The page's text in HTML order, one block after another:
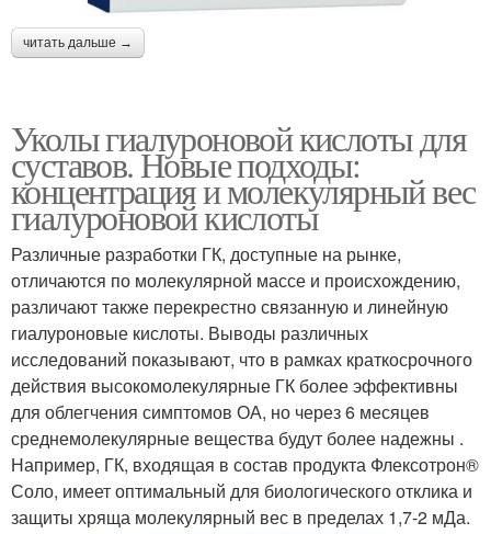
читать дальше →
Уколы гиалуроновой кислоты для
суставов. Новые подходы:
концентрация и молекулярный вес
гиалуроновой кислоты
Различные разработки ГК, доступные на рынке,
отличаются по молекулярной массе и происхождению,
различают также перекрестно связанную и линейную
гиалуроновые кислоты. Выводы различных
исследований показывают, что в рамках краткосрочного
действия высокомолекулярные ГК более эффективны
для облегчения симптомов ОА, но через 6 месяцев
среднемолекулярные вещества будут более надежны .
Например, ГК, входящая в состав продукта Флексотрон®
Соло, имеет оптимальный для биологического отклика и
защиты хряща молекулярный вес в пределах 1,7-2 мДа.